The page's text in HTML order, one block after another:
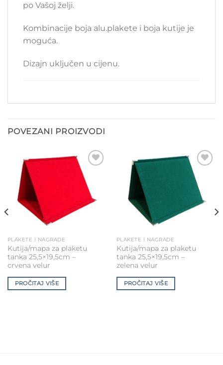
po Vašoj želji.
Kombinacije boja alu.plakete i boja kutije je
moguća.
Dizajn uključen u cijenu.
POVEZANI PROIZVODI
Add to
Wishlist
PLAKETE I NAGRADE
Kutija/mapa za plaketu
tanka 25,5×19,5cm –
crvena velur
PROČITAJ VIŠE
Add to
Wishlist
PLAKETE I NAGRADE
Kutija/mapa za plaketu
tanka 25,5×19,5cm –
zelena velur
PROČITAJ VIŠE